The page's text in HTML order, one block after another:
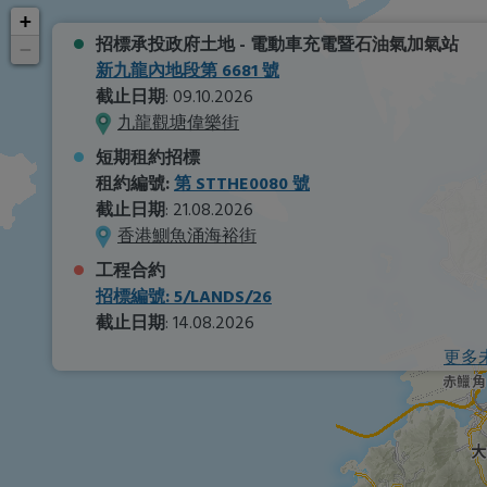
招標承投政府土地 - 電動車充電暨石油氣加氣站
新九龍內地段第 6681 號
截止日期: 09.10.2026
九龍觀塘偉樂街
短期租約招標
租約編號:第 STTHE0080 號
截止日期: 21.08.2026
香港鰂魚涌海裕街
工程合約
招標編號: 5/LANDS/26
截止日期: 14.08.2026
更多
+
−